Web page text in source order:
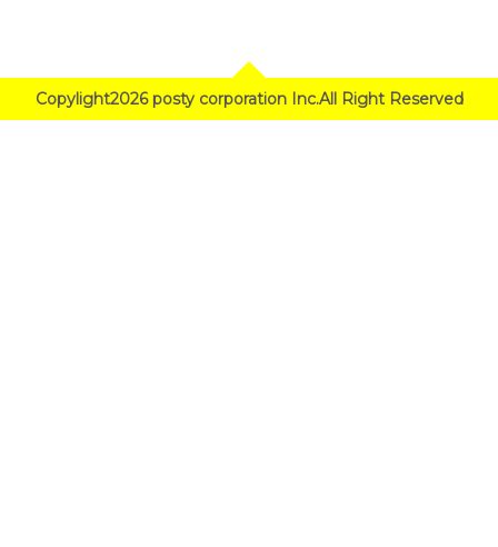
Copylight2026 posty corporation Inc.All Right Reserved